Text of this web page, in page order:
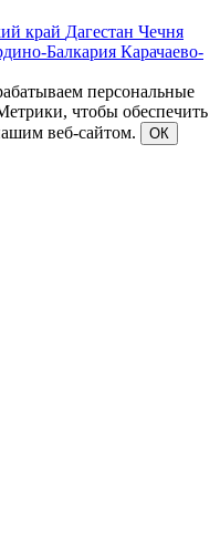
край Дагестан Чечня
Балкария Карачаево-
персональные
чтобы обеспечить
веб-сайтом.
ОК